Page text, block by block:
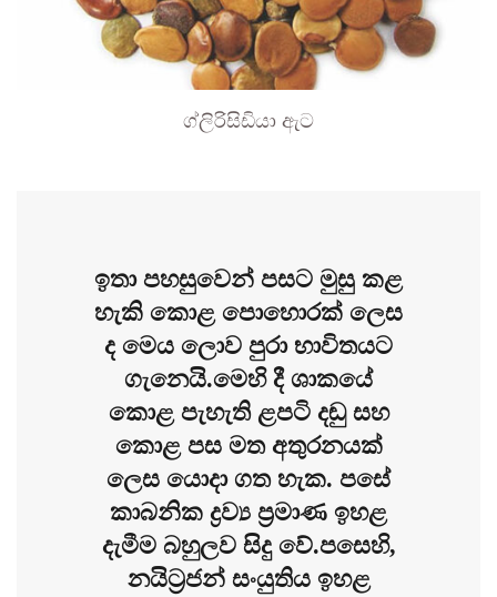
ග්ලිරිසිඩියා ඇට
ඉතා පහසුවෙන් පසට මුසු කළ
හැකි කොළ පොහොරක් ලෙස
ද මෙය ලොව පුරා භාවිතයට
ගැනෙයි.මෙහි දී ශාකයේ
කොළ පැහැති ළපටි දඬු සහ
කොළ පස මත අතුරනයක්
ලෙස යොදා ගත හැක. පසේ
කාබනික ද්‍රව්‍ය ප්‍රමාණ ඉහළ
දැමීම බහුලව සිදු වේ.පසෙහි,
නයිට්‍රජන් සංයුතිය ඉහළ